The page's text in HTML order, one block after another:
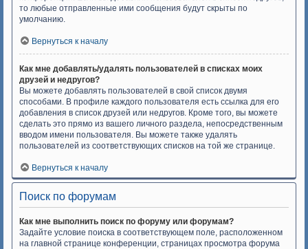
то любые отправленные ими сообщения будут скрыты по
умолчанию.
Вернуться к началу
Как мне добавлять/удалять пользователей в списках моих
друзей и недругов?
Вы можете добавлять пользователей в свой список двумя
способами. В профиле каждого пользователя есть ссылка для его
добавления в список друзей или недругов. Кроме того, вы можете
сделать это прямо из вашего личного раздела, непосредственным
вводом имени пользователя. Вы можете также удалять
пользователей из соответствующих списков на той же странице.
Вернуться к началу
Поиск по форумам
Как мне выполнить поиск по форуму или форумам?
Задайте условие поиска в соответствующем поле, расположенном
на главной странице конференции, страницах просмотра форума